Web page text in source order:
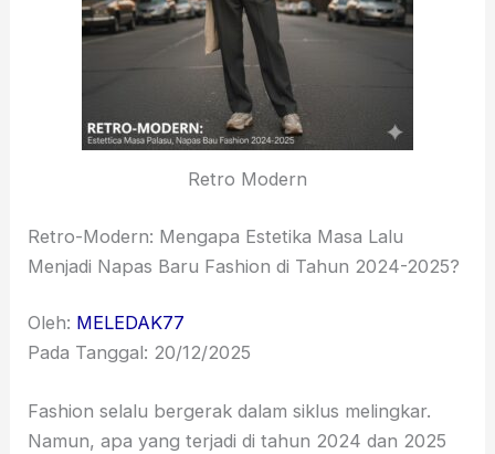
Retro Modern
Retro-Modern: Mengapa Estetika Masa Lalu
Menjadi Napas Baru Fashion di Tahun 2024-2025?
Oleh: MELEDAK77
Pada Tanggal: 20/12/2025
Fashion selalu bergerak dalam siklus melingkar.
Namun, apa yang terjadi di tahun 2024 dan 2025